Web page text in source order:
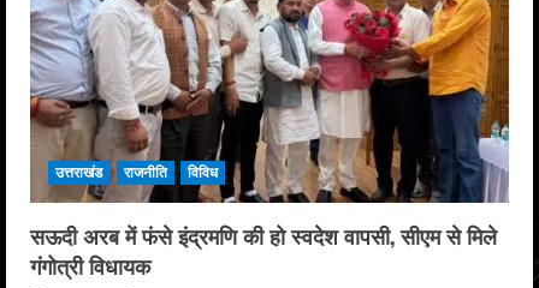
उत्तराखंड राजनीति विविध
सऊदी अरब में फंसे इंद्रमणि की हो स्वदेश वापसी, सीएम से मिले
गंगोत्री विधायक